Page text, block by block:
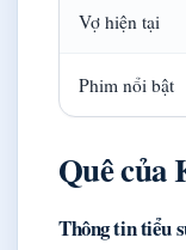
Vợ hiện tại
Phim nổi bật
Quê của
Thông tin tiểu